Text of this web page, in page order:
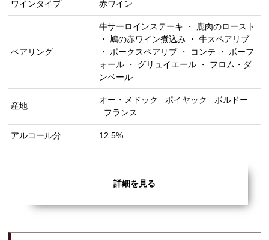
ワインタイプ 赤ワイン
ペアリング
牛サーロインステーキ ・ 鹿肉のロースト
・ 鳩の赤ワイン煮込み ・ 牛スペアリブ
・ ポークスペアリブ ・ コンテ ・ ボーフ
ォール ・ グリュイエール ・ フロム・ダ
ンベール
産地
オー・メドック ポイヤック
ボルドー
フランス
アルコール分 12.5%
詳細を見る